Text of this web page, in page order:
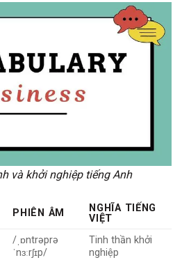
và khởi nghiệp tiếng Anh
PHIÊN ÂM
NGHĨA TIẾNG
VIỆT
/ˌɒntrəprə
ˈnɜːrʃɪp/
Tinh thần khởi
nghiệp